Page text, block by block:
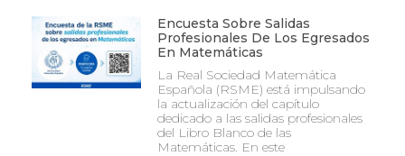
Encuesta Sobre Salidas
Profesionales De Los Egresados
En Matemáticas
La Real Sociedad Matemática
Española (RSME) está impulsando
la actualización del capítulo
dedicado a las salidas profesionales
del Libro Blanco de las
Matemáticas. En este